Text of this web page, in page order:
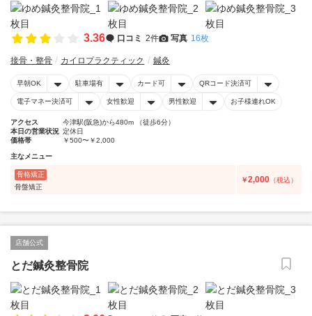
3.36 口コミ 2件 写真 16枚
接骨・整骨 カイロプラクティック 鍼灸
早朝OK 駐車場有 カード可 QRコード決済可
電子マネー決済可 女性歓迎 男性歓迎 お子様連れOK
アクセス
今津駅(阪急)から480m （徒歩6分）
本日の営業状況 定休日
価格帯
￥500〜￥2,000
主なメニュー
骨格矯正
骨盤矯正
￥2,000 （税込）
店舗公式
とだ鍼灸整骨院